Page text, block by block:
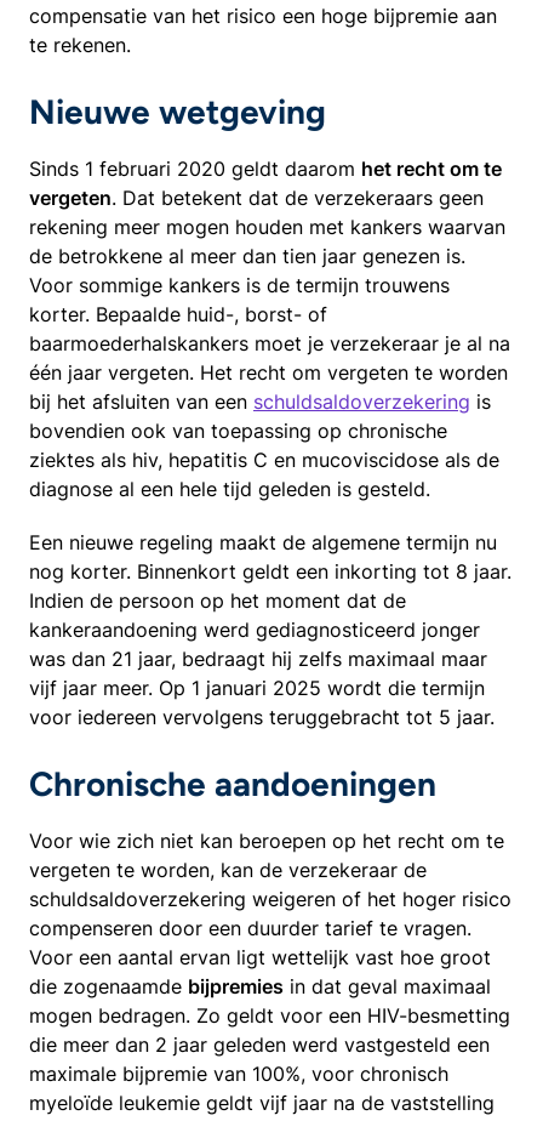
compensatie van het risico een hoge bijpremie aan
te rekenen.
Nieuwe wetgeving
Sinds 1 februari 2020 geldt daarom het recht om te
vergeten. Dat betekent dat de verzekeraars geen
rekening meer mogen houden met kankers waarvan
de betrokkene al meer dan tien jaar genezen is.
Voor sommige kankers is de termijn trouwens
korter. Bepaalde huid-, borst- of
baarmoederhalskankers moet je verzekeraar je al na
één jaar vergeten. Het recht om vergeten te worden
bij het afsluiten van een schuldsaldoverzekering is
bovendien ook van toepassing op chronische
ziektes als hiv, hepatitis C en mucoviscidose als de
diagnose al een hele tijd geleden is gesteld.
Een nieuwe regeling maakt de algemene termijn nu
nog korter. Binnenkort geldt een inkorting tot 8 jaar.
Indien de persoon op het moment dat de
kankeraandoening werd gediagnosticeerd jonger
was dan 21 jaar, bedraagt hij zelfs maximaal maar
vijf jaar meer. Op 1 januari 2025 wordt die termijn
voor iedereen vervolgens teruggebracht tot 5 jaar.
Chronische aandoeningen
Voor wie zich niet kan beroepen op het recht om te
vergeten te worden, kan de verzekeraar de
schuldsaldoverzekering weigeren of het hoger risico
compenseren door een duurder tarief te vragen.
Voor een aantal ervan ligt wettelijk vast hoe groot
die zogenaamde bijpremies in dat geval maximaal
mogen bedragen. Zo geldt voor een HIV-besmetting
die meer dan 2 jaar geleden werd vastgesteld een
maximale bijpremie van 100%, voor chronisch
myeloïde leukemie geldt vijf jaar na de vaststelling